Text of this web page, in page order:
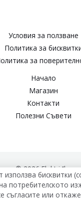
Условия за ползване​
Политика за
за
Начало
Магазин
Контакти
Полезни Съвети
© 2026 Elektri4ko
използва бисквитки
потребителското
съгласите или